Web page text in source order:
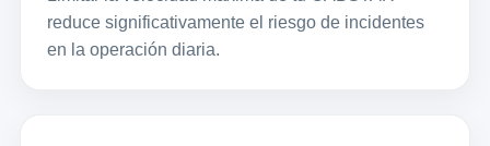
reduce significativamente el riesgo de incidentes
en la operación diaria.